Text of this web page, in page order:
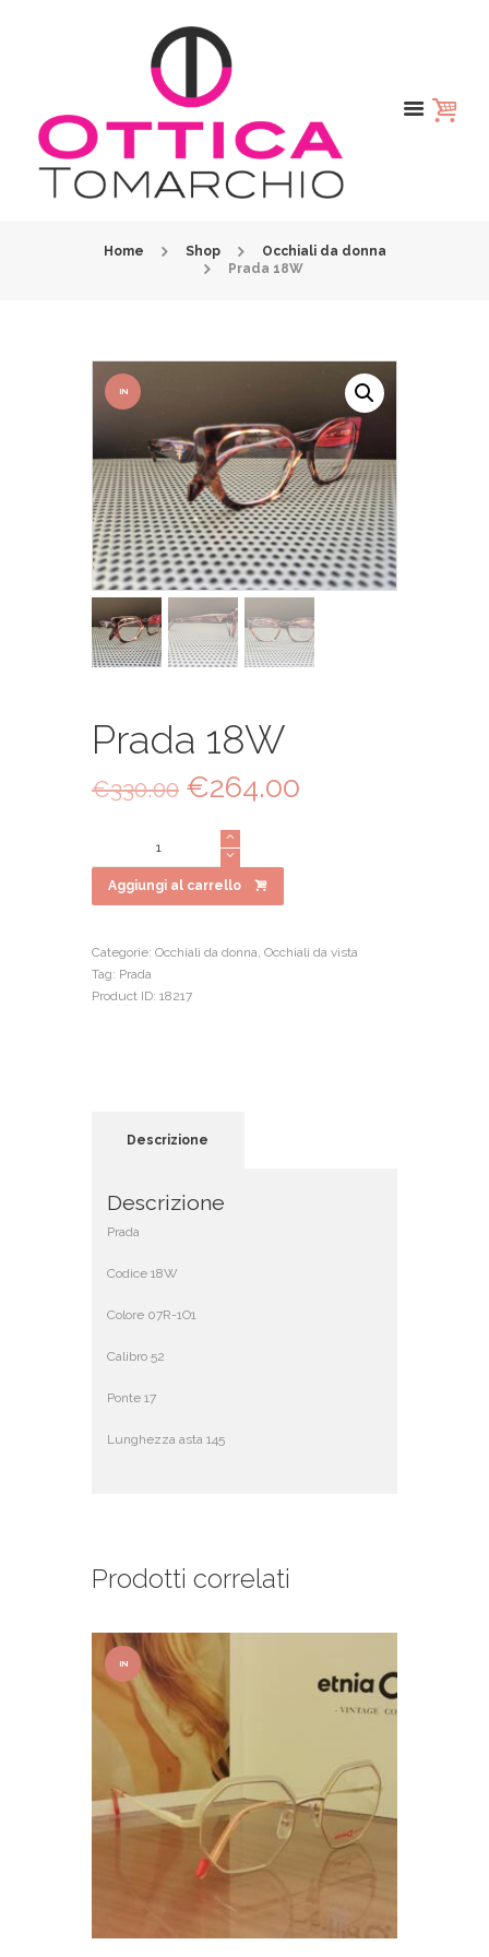
Home Shop
Occhiali da donna
Prada 18W
IN
TA!
Prada 18W
€330.00 Il
prezzo
originale
era:
€330.00.
€264.00
quantità
Aggiungi al carrello
Categorie: Occhiali da donna Occhiali da vista
Tag: Prada
Product ID: 18217
Descrizione
Descrizione
Prada
Codice 18W
Colore 07R-1O1
Calibro 52
Ponte 17
Lunghezza asta 145
Prodotti correlati
IN